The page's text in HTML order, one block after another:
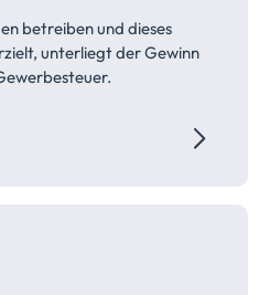
betreiben und dieses
unterliegt der Gewinn